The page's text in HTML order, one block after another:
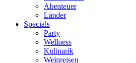
Abenteuer
Länder
Specials
Party
Wellness
Kulinarik
Weinreisen